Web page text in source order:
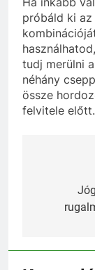
próbáld ki
tudj merülni
néhány
össze
felvitele előtt.